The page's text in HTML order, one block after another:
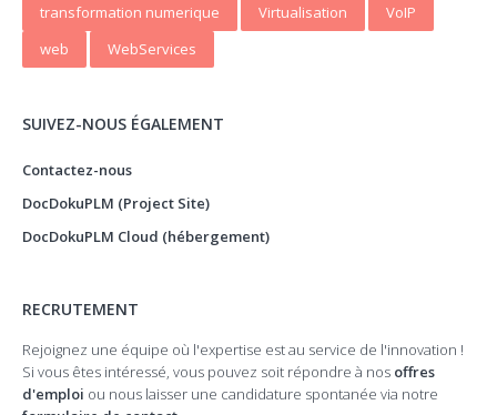
transformation numerique
Virtualisation
VoIP
web
WebServices
SUIVEZ-NOUS ÉGALEMENT
Contactez-nous
DocDokuPLM (Project Site)
DocDokuPLM Cloud (hébergement)
RECRUTEMENT
Rejoignez une équipe où l'expertise est au service de l'innovation !
Si vous êtes intéressé, vous pouvez soit répondre à nos offres
d'emploi ou nous laisser une candidature spontanée via notre